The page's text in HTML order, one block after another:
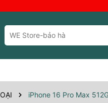
iPhone 16 Pro Max